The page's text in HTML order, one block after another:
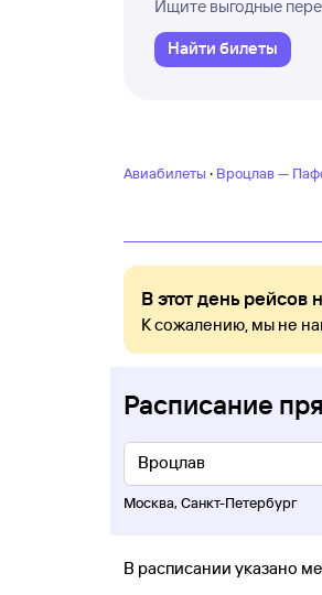
Ищите выгодные
Найти билеты
Авиабилеты · Вроцлав —
В этот день рейсов
К сожалению, мы не
Расписание
Москва, Санкт-Петербург
В расписании указано